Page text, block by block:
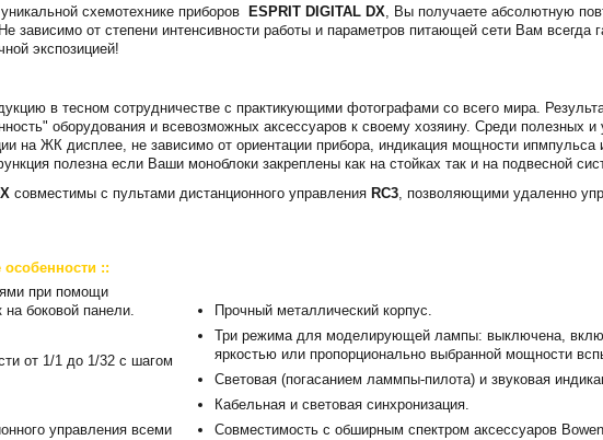
схемотехнике приборов
ESPRIT DIGITAL DX, Вы получаете абсолютную
зависимо от степени интенсивности работы и параметров питающей сети Вам всегда
экспозицией!
в тесном сотрудничестве с практикующими фотографами со всего мира.
оборудования и всевозможных аксессуаров к своему хозяину. Среди полезных
на ЖК дисплее, не зависимо от ориентации прибора, индикация мощности ипмпульса
полезна если Ваши моноблоки закреплены как на стойках так и на подвесной
совместимы с пультами дистанционного управления RC3, позволяющими удаленно
особенности ::
при помощи
боковой панели.
от 1/1 до 1/32 с шагом
управления всеми
Прочный металлический корпус.
Три режима для моделирующей лампы: выключена,
яркостью или пропорционально выбранной мощности
Световая (погасанием ламмпы-пилота) и звуковая
Кабельная и световая синхронизация.
Совместимость с обширным спектром аксессуаров